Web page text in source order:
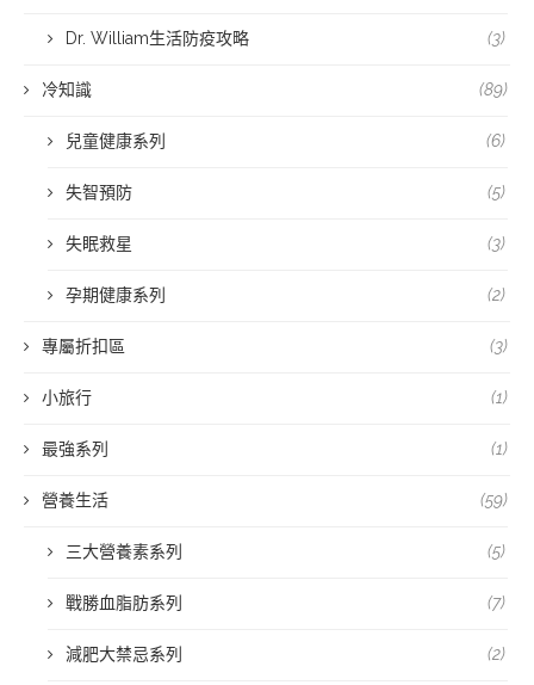
Dr. William生活防疫攻略 (3)
冷知識 (89)
兒童健康系列 (6)
失智預防 (5)
失眠救星 (3)
孕期健康系列 (2)
專屬折扣區 (3)
小旅行 (1)
最強系列 (1)
營養生活 (59)
三大營養素系列 (5)
戰勝血脂肪系列 (7)
減肥大禁忌系列 (2)